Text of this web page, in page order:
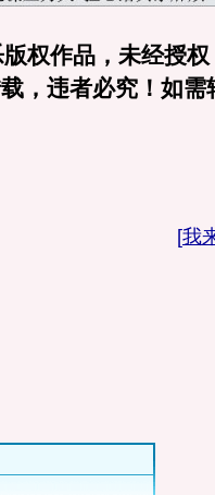
权作品，未经授
，违者必究！如需
[我